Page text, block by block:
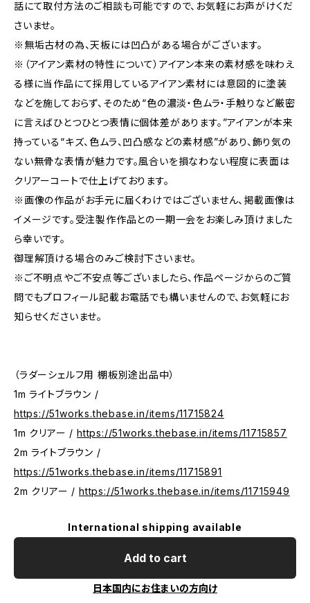
話にて取付方法のご相談も可能ですので、お気軽にお声がけくだ
さいませ。
※無垢古材の為、天板には凹凸がある場合がございます。
※（アイアン素材の特性について）アイアン本来の素材感を味わえ
る様に当作品にて採用しているアイアン素材には意図的に塗装
などを施しておらず、そのため“色の濃淡・色ムラ・手触りなど厳密
に言えばひとつひとつ表情に個体差があります。”アイアンが本来
持っている“キズ、色ムラ、凹凸感などの素材感”があり、飾り気の
ない無骨な表情が魅力です。風合いを損なわない程度に表面は
クリアーコートで仕上げております。
※画像の作品がお手元に届くわけではございません、掲載画像は
イメージです。受注製作作品との一期一会をお楽しみ頂けました
ら幸いです。
御理解頂ける場合のみご検討下さいませ。
※ご不明点やご不安点等ございましたら、作品ページからのご質
問でもプロフィール記載お電話でも構いませんので、お気軽にお
知らせくださいませ。
（ラダーシェルフ用 棚板別途出品中）
1m ライトブラウン /
https://51works.thebase.in/items/11715824
1m クリアー /https://51works.thebase.in/items/11715857
2m ライトブラウン /
https://51works.thebase.in/items/11715891
2m クリアー /https://51works.thebase.in/items/11715949
International shipping available
Add to cart
日本国内にお住まいの方向け